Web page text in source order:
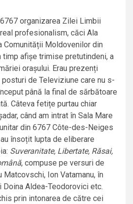
organizarea Zilei Limbii
profesionalism, căci Ala
Comunității Moldovenilor din
timp afișe trimise pretutindeni, a
orașului. Erau prezenți
de Televiziune care nu s-
până la final de sărbătoare
Câteva fetițe purtau chiar
când am intrat în Sala Mare
din 6767 Côte-des-Neiges
însoțit lupta de eliberare
Suveranitate, Libertate, Răsai,
, compuse pe versuri de
Matcovschi, Ion Vatamanu, în
Doina Aldea-Teodorovici etc.
prin intonarea de către cei